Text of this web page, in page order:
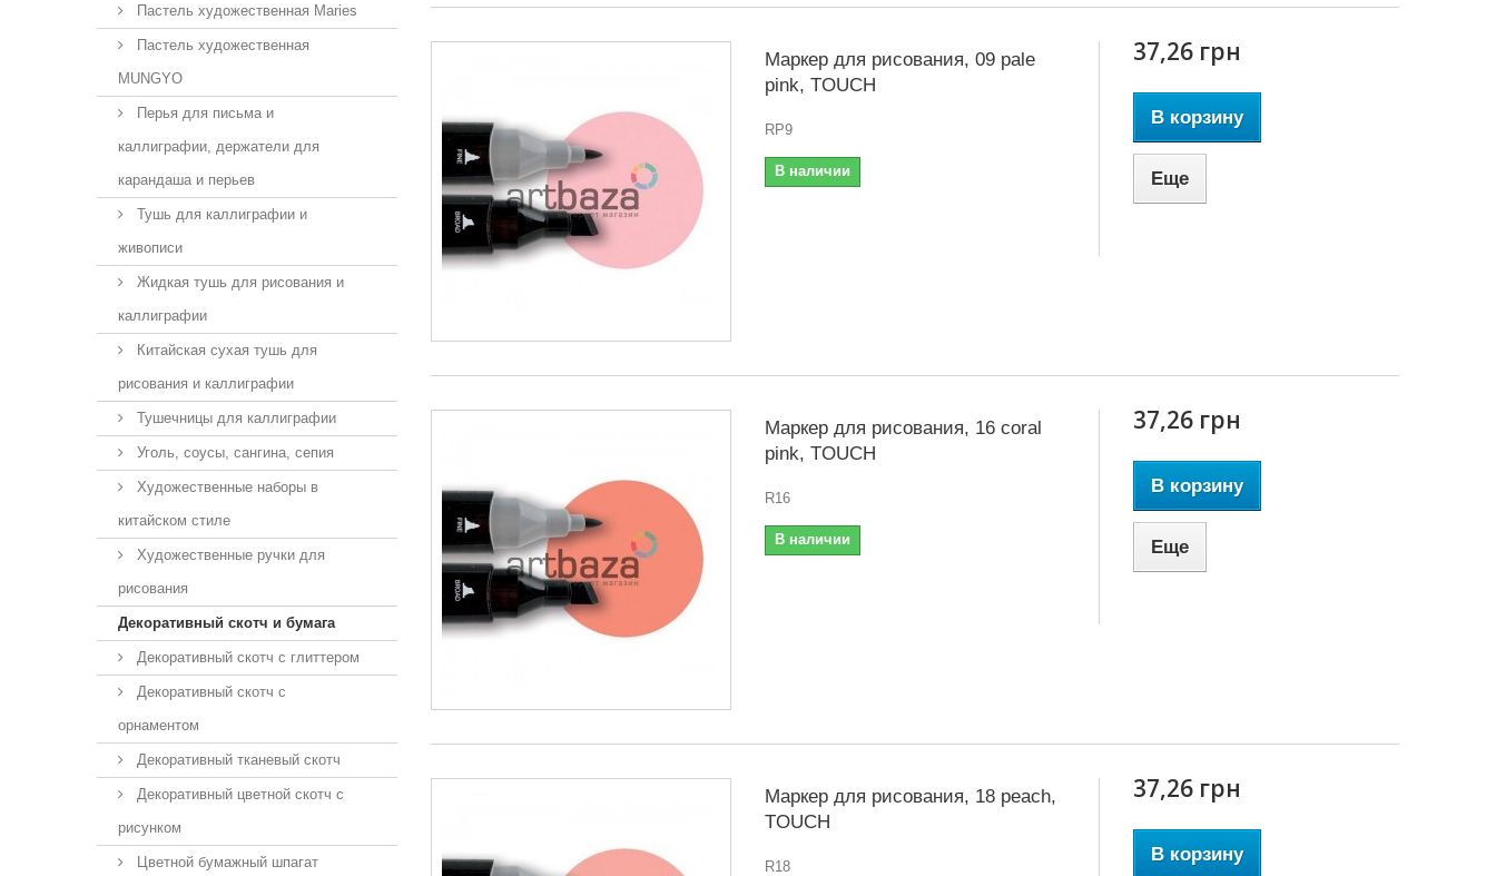
Пастель художественная Maries
Пастель художественная
MUNGYO
Перья для письма и
каллиграфии, держатели для
карандаша и перьев
Тушь для каллиграфии и
живописи
Жидкая тушь для рисования и
каллиграфии
Китайская сухая тушь для
рисования и каллиграфии
Тушечницы для каллиграфии
Уголь, соусы, сангина, сепия
Художественные наборы в
китайском стиле
Художественные ручки для
рисования
Декоративный скотч и бумага
Декоративный скотч с глиттером
Декоративный скотч с
орнаментом
Декоративный тканевый скотч
Декоративный цветной скотч с
рисунком
Цветной бумажный шпагат
Маркер для рисования, 09 pale
pink, TOUCH
RP9
В наличии
37,26 грн
В корзину
Еще
Маркер для рисования, 16 coral
pink, TOUCH
R16
В наличии
37,26 грн
В корзину
Еще
Маркер для рисования, 18 peach,
TOUCH
R18
37,26 грн
В корзину